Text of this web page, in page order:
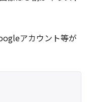
アカウント等が